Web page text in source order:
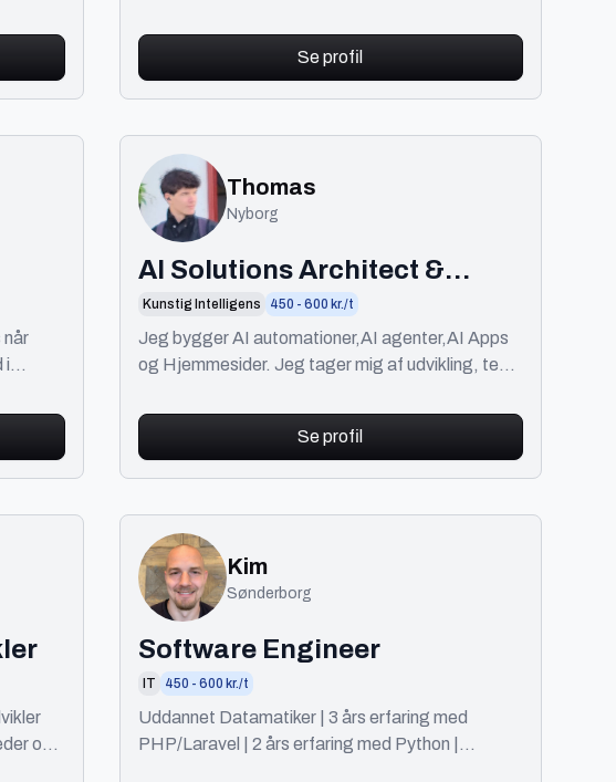
Se profil
i
Thomas
Nyborg
AI Solutions Architect &
Automation Specialist
Kunstig Intelligens 450 - 600 kr./t
Jeg bygger AI automationer,AI agenter,AI Apps
og Hjemmesider. Jeg tager mig af udvikling, test
kunden.
Se profil
og
Kim
Sønderborg
Software Engineer
IT 450 - 600 kr./t
Uddannet Datamatiker | 3 års erfaring med
PHP/Laravel | 2 års erfaring med Python |